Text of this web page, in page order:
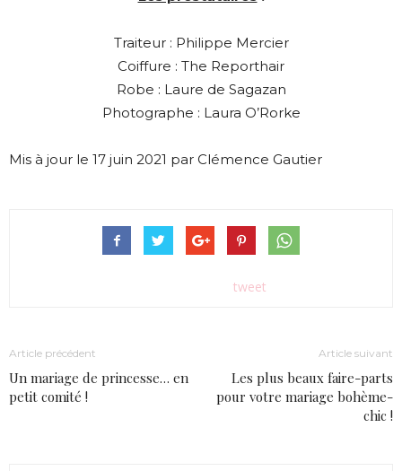
Traiteur : Philippe Mercier
Coiffure : The Reporthair
Robe : Laure de Sagazan
Photographe : Laura O’Rorke
Mis à jour le 17 juin 2021 par Clémence Gautier
tweet
Article précédent
Un mariage de princesse… en
petit comité !
Article suivant
Les plus beaux faire-parts
pour votre mariage bohème-
chic !